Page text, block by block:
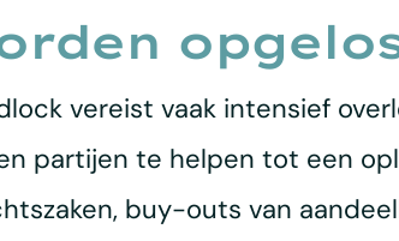
vereist vaak intensief
partijen te helpen tot een
buy-outs van